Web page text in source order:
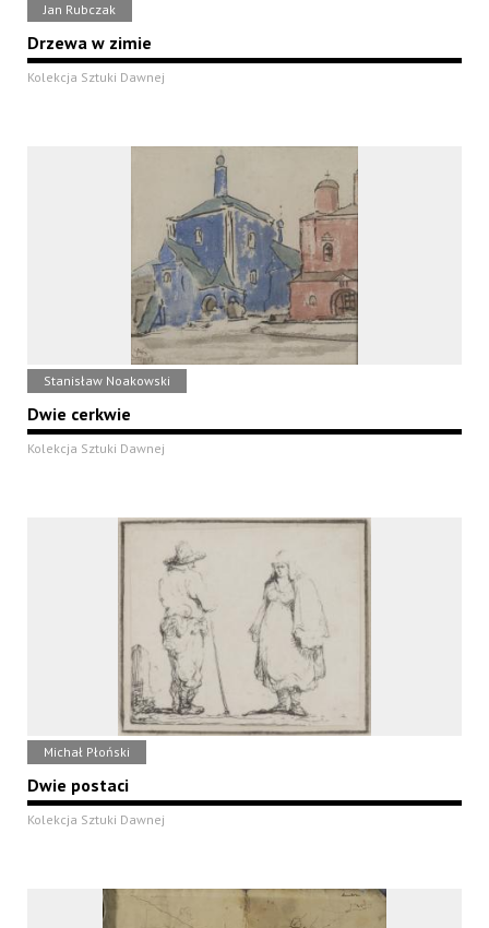
Jan Rubczak
Drzewa w zimie
Kolekcja Sztuki Dawnej
Stanisław Noakowski
Dwie cerkwie
Kolekcja Sztuki Dawnej
Michał Płoński
Dwie postaci
Kolekcja Sztuki Dawnej